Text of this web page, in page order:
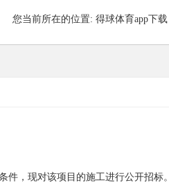
您当前所在的位置: 得球体育app下载
件，现对该项目的施工进行公开招标。